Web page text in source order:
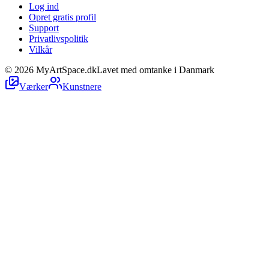
Log ind
Opret gratis profil
Support
Privatlivspolitik
Vilkår
© 2026 MyArtSpace.dkLavet med omtanke i Danmark
Værker
Kunstnere